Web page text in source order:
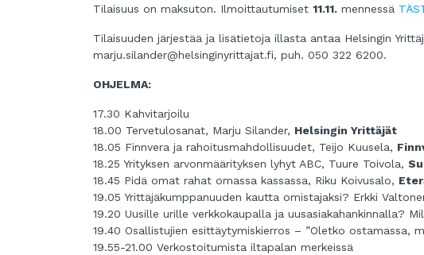
Tilaisuus on maksuton. Ilmoittautumiset 11.11. mennessä
Tilaisuuden järjestää ja lisätietoja illasta antaa Helsingin
marju.silander@helsinginyrittajat.fi, puh. 050 322 6200.
OHJELMA:
17.30 Kahvitarjoilu
18.00 Tervetulosanat, Marju Silander, Helsingin Yrittäjät
18.05 Finnvera ja rahoitusmahdollisuudet, Teijo Kuusela,
18.25 Yrityksen arvonmäärityksen lyhyt ABC, Tuure Toivola,
18.45 Pidä omat rahat omassa kassassa, Riku Koivusalo,
19.05 Yrittäjäkumppanuuden kautta omistajaksi? Erkki
19.20 Uusille urille verkkokaupalla ja uusasiakahankinnalla?
19.40 Osallistujien esittäytymiskierros – ”Oletko ostamassa,
19.55-21.00 Verkostoitumista iltapalan merkeissä